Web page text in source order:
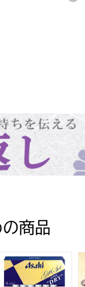
商品
】【イオンのおせち
の贈りもの・お中元
パードライ缶ビール
アサヒビール アサヒス